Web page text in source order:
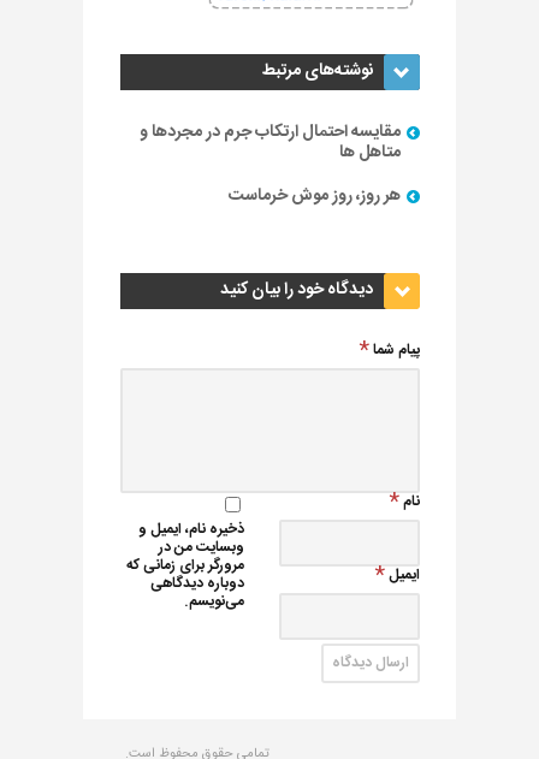
نوشته‌های مرتبط
مقایسه احتمال ارتکاب جرم در مجردها و
متاهل ها
هر روز، روز موش خرماست
دیدگاه خود را بیان کنید
پیام شما
نام
ایمیل
ذخیره نام، ایمیل و
وبسایت من در
مرورگر برای زمانی که
دوباره دیدگاهی
می‌نویسم.
تمامی حقوق محفوظ است.